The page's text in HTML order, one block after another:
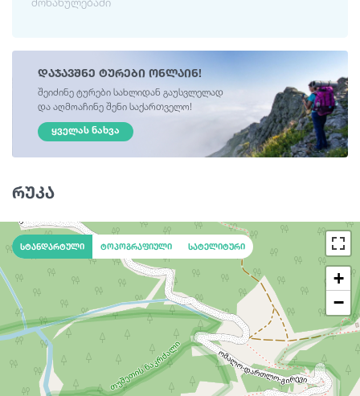
დაჯავშნე ტურები ონლაინ!
შეიძინე ტურები სახლიდან გაუსვლელად
და აღმოაჩინე შენი საქართველო!
ᲧᲕᲔᲚᲐᲡ ᲜᲐᲮᲕᲐ
რუკა
+
−
სტანდარტული ტოპოგრაფიული სატელიტური